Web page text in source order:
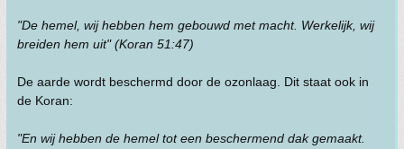
"De hemel, wij hebben hem gebouwd met macht. Werkelijk, wij
breiden hem uit" (Koran 51:47)
De aarde wordt beschermd door de ozonlaag. Dit staat ook in
de Koran:
"En wij hebben de hemel tot een beschermend dak gemaakt.